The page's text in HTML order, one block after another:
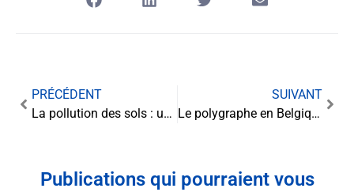
PRÉCÉDENT
La pollution des sols : un défi juridique majeur pour l’environnement
SUIVANT
Le polygraphe en Belgique : entre mythe et réalité
Publications qui pourraient vous